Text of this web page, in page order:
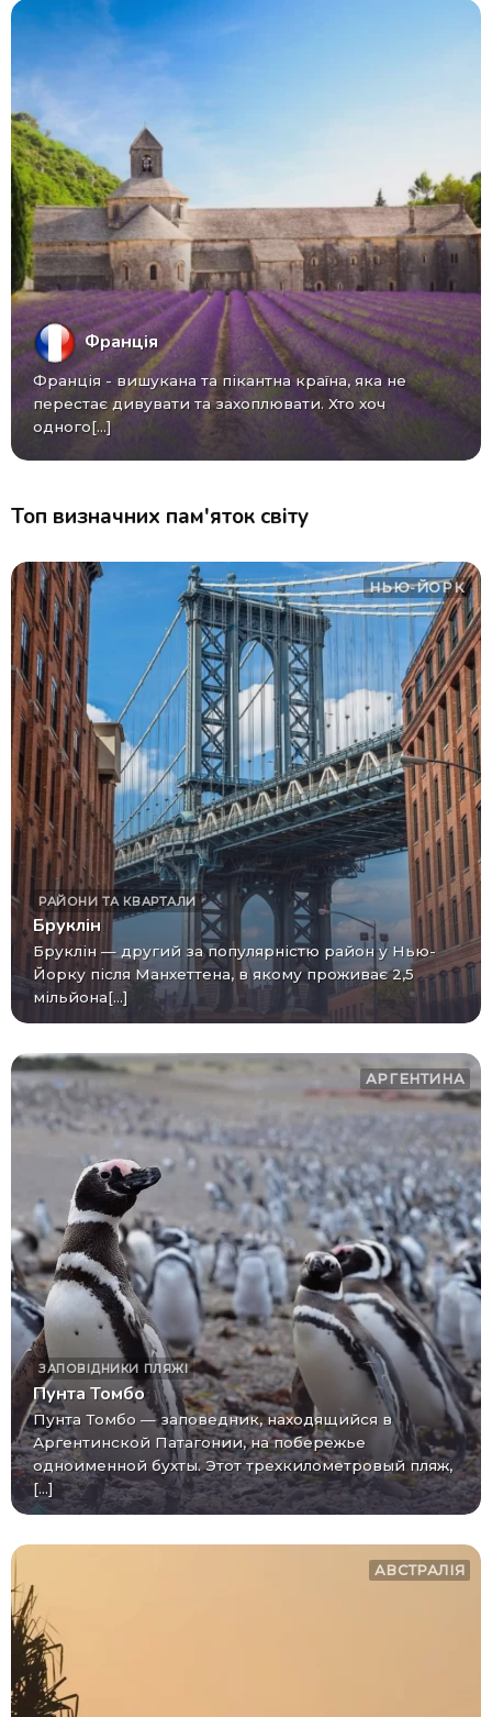
Франція
Франція - вишукана та пікантна країна, яка не
перестає дивувати та захоплювати. Хто хоч
одного[...]
Топ визначних пам'яток світу
НЬЮ-ЙОРК
РАЙОНИ ТА КВАРТАЛИ
Бруклін
Бруклін — другий за популярністю район у Нью-
Йорку після Манхеттена, в якому проживає 2,5
мільйона[...]
АРГЕНТИНА
ЗАПОВІДНИКИ ПЛЯЖІ
Пунта Томбо
Пунта Томбо — заповедник, находящийся в
Аргентинской Патагонии, на побережье
одноименной бухты. Этот трехкилометровый пляж,
[...]
АВСТРАЛІЯ